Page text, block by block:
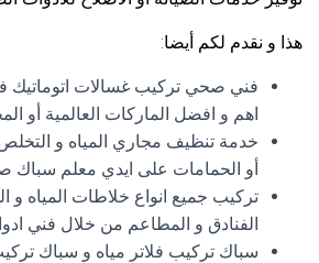
هذا و نقدم لكم أيضا:
فني صحي تركيب غسالات اتوماتيك
اهم و افضل الماركات العالمية أو
خدمة تنظيف مجاري المياه و
أو الحمامات على ايدي معلم سباك
تركيب جميع انواع خلاطات المياه و
الفنادق و المطاعم من خلال فني
سباك تركيب فلاتر مياه و سباك